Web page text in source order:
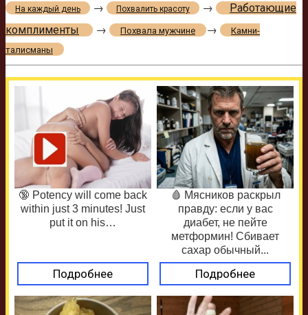
На каждый день → Похвалить красоту →
Работающие
комплименты
→ Похвала мужчине →
Камни-
талисманы
🔞 Potency will come back
within just 3 minutes! Just
put it on his…
Подробнее
🩸 Мясников раскрыл
правду: если у вас
диабет, не пейте
метформин! Сбивает
сахар обычный...
Подробнее